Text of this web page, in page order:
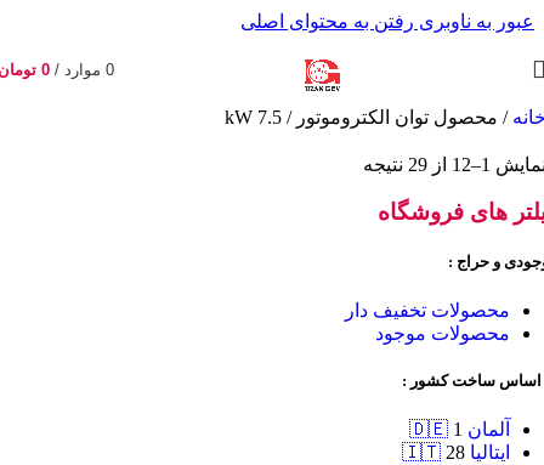
عبور به ناوبری رفتن به محتوای اصلی
0 موارد /
0
/ محصول توان الکتروموتور/
7.5 kW
1–12 از 29 نتیجه
های فروشگاه
و حراج :
محصولات تخفیف دار
محصولات موجود
اساس ساخت کشور :
آلمان 🇩🇪 1
ایتالیا 🇮🇹 28